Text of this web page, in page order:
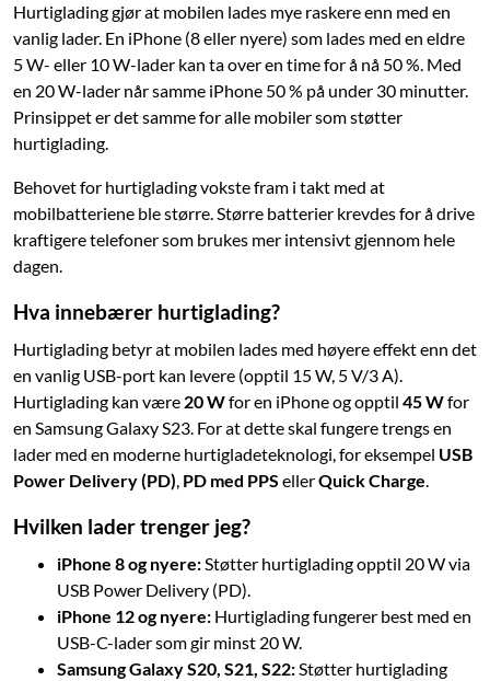
Hurtiglading gjør at mobilen lades mye raskere enn med en
vanlig lader. En iPhone (8 eller nyere) som lades med en eldre
5 W- eller 10 W-lader kan ta over en time for å nå 50 %. Med
en 20 W-lader når samme iPhone 50 % på under 30 minutter.
Prinsippet er det samme for alle mobiler som støtter
hurtiglading.
Behovet for hurtiglading vokste fram i takt med at
mobilbatteriene ble større. Større batterier krevdes for å drive
kraftigere telefoner som brukes mer intensivt gjennom hele
dagen.
Hva innebærer hurtiglading?
Hurtiglading betyr at mobilen lades med høyere effekt enn det
en vanlig USB-port kan levere (opptil 15 W, 5 V/3 A).
Hurtiglading kan være 20 Wfor en iPhone og opptil 45 Wfor
en Samsung Galaxy S23. For at dette skal fungere trengs en
lader med en moderne hurtigladeteknologi, for eksempel USB
Power Delivery (PD), PD med PPS ellerQuick Charge.
Hvilken lader trenger jeg?
iPhone 8 og nyere:Støtter hurtiglading opptil 20 W via
USB Power Delivery (PD).
iPhone 12 og nyere: Hurtiglading fungerer best med en
USB-C-lader som gir minst 20 W.
Samsung Galaxy S20, S21, S22:Støtter hurtiglading